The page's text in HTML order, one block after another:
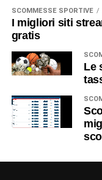
SCOMMESSE SPORTIVE
I migliori siti
gratis
Le